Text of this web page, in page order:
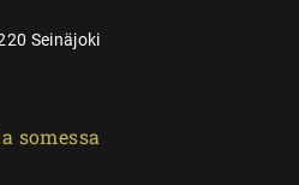
Seinäjoki
somessa